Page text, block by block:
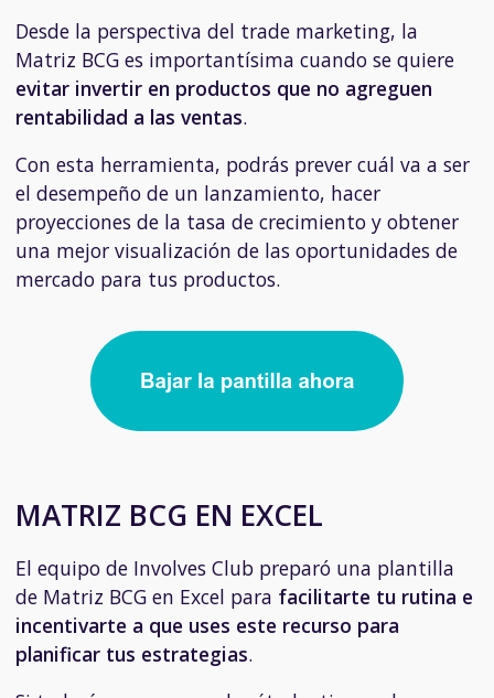
Desde la perspectiva del trade marketing, la
Matriz BCG es importantísima cuando se quiere
evitar invertir en productos que no agreguen
rentabilidad a las ventas.
Con esta herramienta, podrás prever cuál va a ser
el desempeño de un lanzamiento, hacer
proyecciones de la tasa de crecimiento y obtener
una mejor visualización de las oportunidades de
mercado para tus productos.
MATRIZ BCG EN EXCEL
El equipo de Involves Club preparó una plantilla
de Matriz BCG en Excel para facilitarte tu rutina e
incentivarte a que uses este recurso para
planificar tus estrategias.